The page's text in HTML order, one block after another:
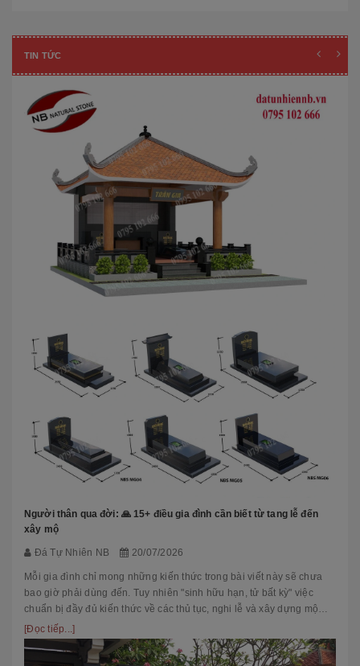
TIN TỨC
Người thân qua đời: 🙏 15+ điều gia đình cần biết từ tang lễ đến
xây mộ
Đá Tự Nhiên NB 20/07/2026
Mỗi gia đình chỉ mong những kiến thức trong bài viết này sẽ chưa
bao giờ phải dùng đến. Tuy nhiên "sinh hữu hạn, tử bất kỳ" việc
chuẩn bị đầy đủ kiến thức về các thủ tục, nghi lễ và xây dựng mộ
phầ...
[Đọc tiếp...]